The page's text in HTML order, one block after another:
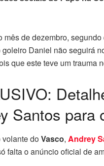
mês de dezembro,
goleiro Daniel não seguirá
que este teve um trauma
Santos para
doVasco, Andrey
falta o anúncio oficial de